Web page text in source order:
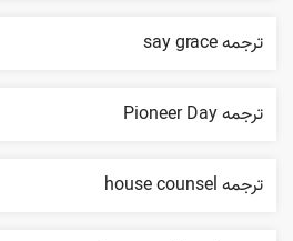
ترجمه say grace
ترجمه Pioneer Day
ترجمه house counsel